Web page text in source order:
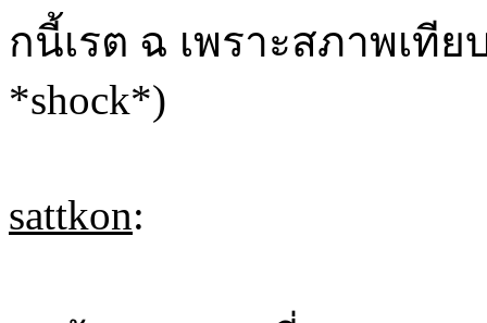
กนี้เรต ฉ เพราะสภาพเที
*shock*)
sattkon: